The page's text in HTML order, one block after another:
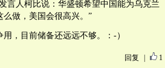
言人柯比说：华盛顿希望中国能为乌克兰
做，美国会很高兴。”
，目前储备还远远不够。：-）
回复 1